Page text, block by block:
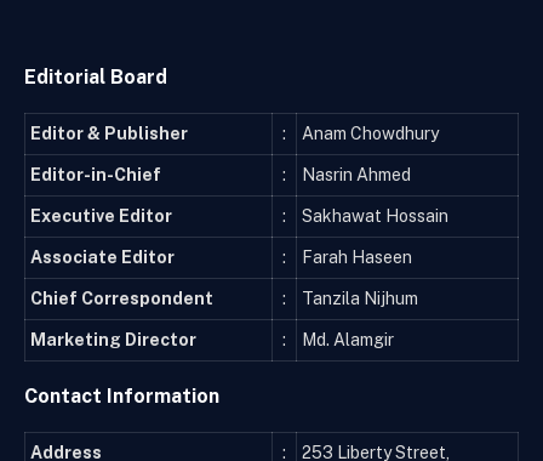
Editorial Board
Editor & Publisher : Anam Chowdhury
Editor-in-Chief : Nasrin Ahmed
Executive Editor : Sakhawat Hossain
Associate Editor : Farah Haseen
Chief Correspondent : Tanzila Nijhum
Marketing Director : Md. Alamgir
Contact Information
Address : 253 Liberty Street,